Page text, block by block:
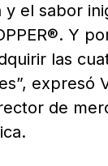
y el sabor
Y
las
expresó
de